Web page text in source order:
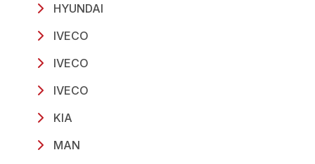
HYUNDAI
IVECO
IVECO
IVECO
KIA
MAN